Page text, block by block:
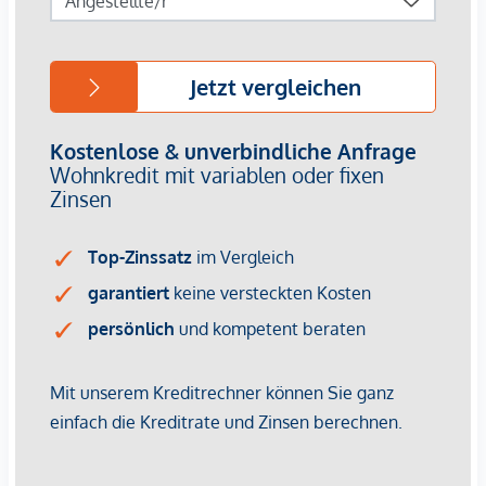
gebunden an die Kanzlei Tiefenthaler Gnesda
Rechtsanwälte in 1010 Wien, Rockhgasse 6/6. Die Kosten
betragen 1,5 % des Kaufpreises zzgl. 20 % USt. sowie
Barauslagen und Beglaubigung.
Als Vermittlungshonorar gelten die allgemeinen
Industrie, BGBL. 297/1996. Für den Fall, dass es
diesbezüglich zu einem entsprechenden Rechtsgeschäft
kommt, verrechnen wir Ihnen eine Vermittlungsprovision
wir in einem wirtschaftlichen Naheverhältnis zur Verkäuferin
stehen und als Doppelmakler tätig sind.